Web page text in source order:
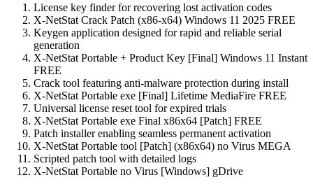
License key finder for recovering lost activation codes
X-NetStat Crack Patch (x86-x64) Windows 11 2025 FREE
Keygen application designed for rapid and reliable serial
generation
X-NetStat Portable + Product Key [Final] Windows 11 Instant
FREE
Crack tool featuring anti-malware protection during install
X-NetStat Portable exe [Final] Lifetime MediaFire FREE
Universal license reset tool for expired trials
X-NetStat Portable exe Final x86x64 [Patch] FREE
Patch installer enabling seamless permanent activation
X-NetStat Portable tool [Patch] (x86x64) no Virus MEGA
Scripted patch tool with detailed logs
X-NetStat Portable no Virus [Windows] gDrive